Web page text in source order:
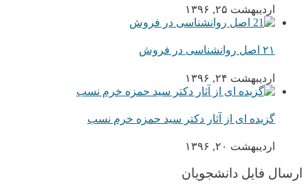
اردیبهشت ۲۵, ۱۳۹۶
۲۱ اصل روانشناسی در فروش
اردیبهشت ۲۴, ۱۳۹۶
گزیده ای از آثار دکتر سید حمزه خرم نسب
اردیبهشت ۲۰, ۱۳۹۶
ارسال فایل دانشجویان